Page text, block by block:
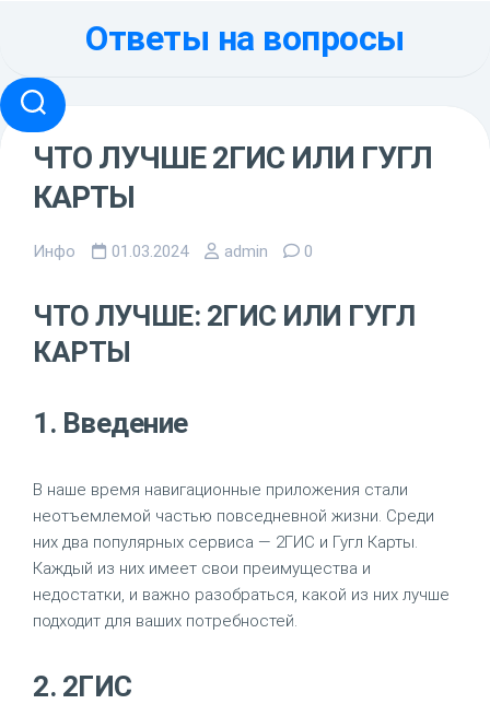
Ответы на вопросы
ЧТО ЛУЧШЕ 2ГИС ИЛИ ГУГЛ
КАРТЫ
Инфо 01.03.2024 admin 0
ЧТО ЛУЧШЕ: 2ГИС ИЛИ ГУГЛ
КАРТЫ
1. Введение
В наше время навигационные приложения стали
неотъемлемой частью повседневной жизни. Среди
них два популярных сервиса — 2ГИС и Гугл Карты.
Каждый из них имеет свои преимущества и
недостатки, и важно разобраться, какой из них лучше
подходит для ваших потребностей.
2. 2ГИС